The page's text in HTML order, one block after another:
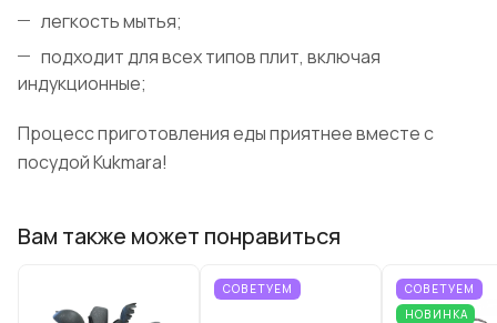
легкость мытья;
подходит для всех типов плит, включая
индукционные;
Процесс приготовления еды приятнее вместе с
посудой Kukmara!
Вам также может понравиться
СОВЕТУЕМ
СОВЕТУЕМ
НОВИНКА